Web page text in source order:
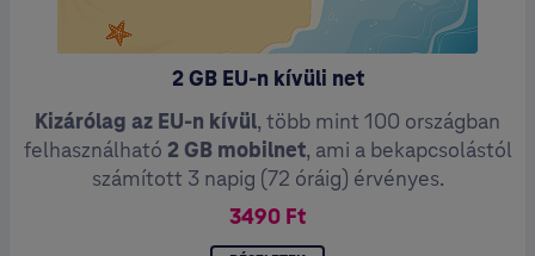
2 GB EU-n kívüli net
Kizárólag az EU-n kívül, több mint 100 országban
felhasználható 2 GB mobilnet, ami a bekapcsolástól
számított 3 napig (72 óráig) érvényes.
3490 Ft